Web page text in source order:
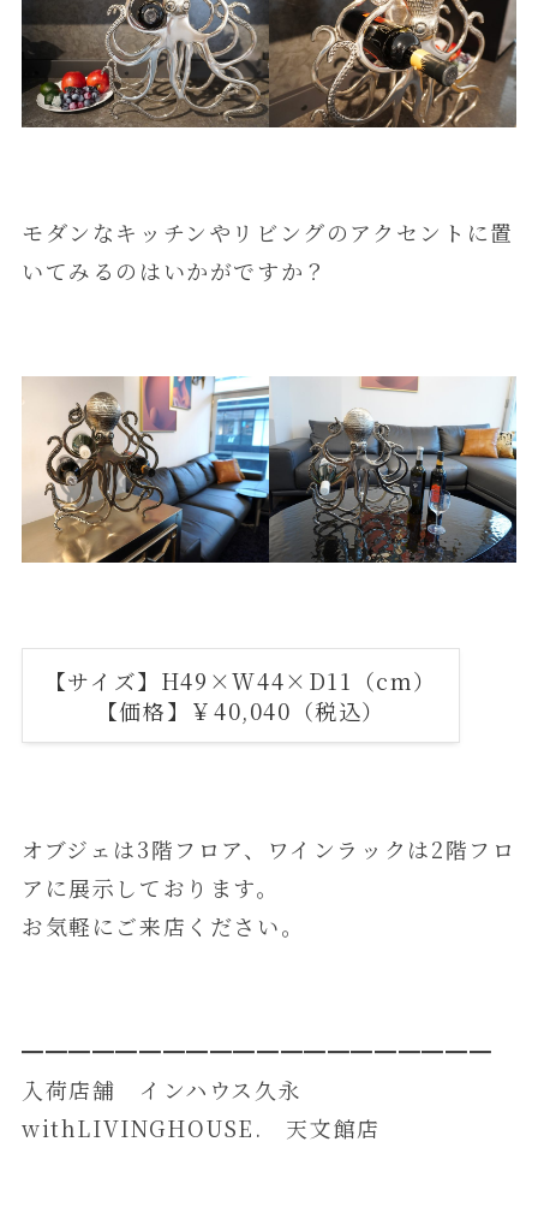
モダンなキッチンやリビングのアクセントに置
いてみるのはいかがですか？
【サイズ】H49×W44×D11（cm）
【価格】￥40,040（税込）
オブジェは3階フロア、ワインラックは2階フロ
アに展示しております。
お気軽にご来店ください。
━━━━━━━━━━━━━━━━━━━━
入荷店舗 インハウス久永
withLIVINGHOUSE. 天文館店